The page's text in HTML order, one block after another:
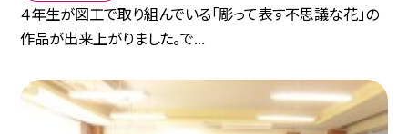
４年生が図工で取り組んでいる「彫って表す不思議な花」の
作品が出来上がりました。で...